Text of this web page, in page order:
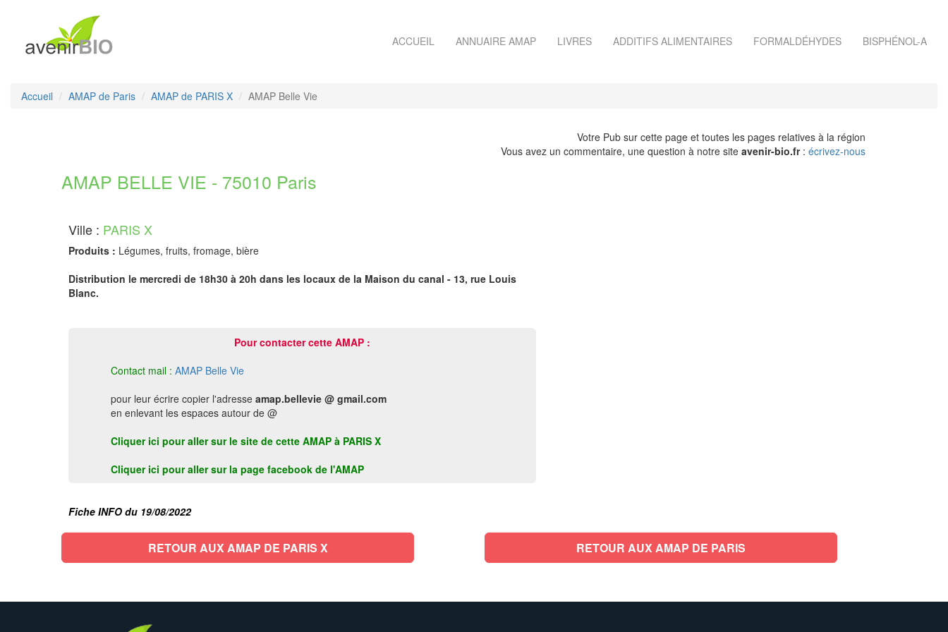
ACCUEIL ANNUAIRE AMAP LIVRES ADDITIFS ALIMENTAIRES FORMALDÉHYDES BISPHÉNOL-A
Accueil AMAP de Paris AMAP de PARIS X AMAP Belle Vie
Votre Pub sur cette page et toutes les pages relatives à la région
Vous avez un commentaire, une question à notre site avenir-bio.fr: écrivez-nous
AMAP BELLE VIE - 75010 Paris
Ville : PARIS X
Produits : Légumes, fruits, fromage, bière
Distribution le mercredi de 18h30 à 20h dans les locaux de la Maison du canal - 13, rue Louis
Blanc.
Pour contacter cette AMAP :
Contact mail : AMAP Belle Vie
pour leur écrire copier l'adresse amap.bellevie @ gmail.com
en enlevant les espaces autour de @
Cliquer ici pour aller sur le site de cette AMAP à PARIS X
Cliquer ici pour aller sur la page facebook de l'AMAP
Fiche INFO du 19/08/2022
RETOUR AUX AMAP DE PARIS X RETOUR AUX AMAP DE PARIS